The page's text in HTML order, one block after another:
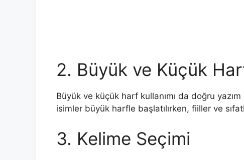
2. Büyük ve Küçük
Büyük ve küçük harf kullanımı da doğru
isimler büyük harfle başlatılırken, fiiller ve
3. Kelime Seçimi